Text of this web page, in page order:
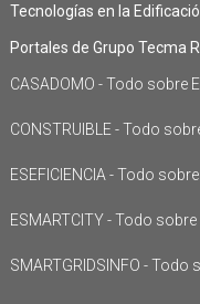
Tecnologías en la
Portales de Grupo Tecma
CASADOMO - Todo sobre
CONSTRUIBLE - Todo
ESEFICIENCIA - Todo
ESMARTCITY - Todo
SMARTGRIDSINFO -